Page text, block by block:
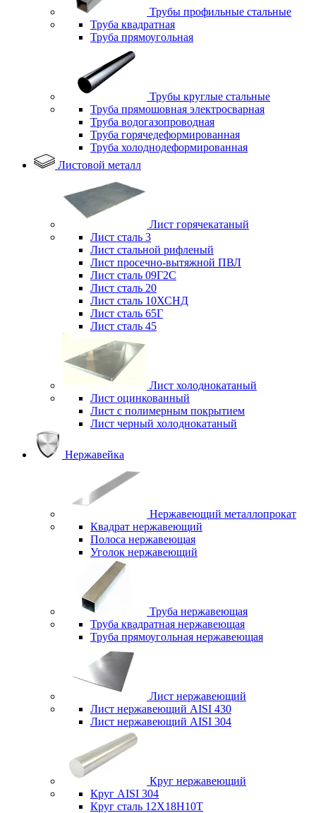
Трубы профильные стальные
Труба квадратная
Труба прямоугольная
Трубы круглые стальные
Труба прямошовная электросварная
Труба водогазопроводная
Труба горячедеформированная
Труба холоднодеформированная
Листовой металл
Лист горячекатаный
Лист сталь 3
Лист стальной рифленый
Лист просечно-вытяжной ПВЛ
Лист сталь 09Г2С
Лист сталь 20
Лист сталь 10ХСНД
Лист сталь 65Г
Лист сталь 45
Лист холоднокатаный
Лист оцинкованный
Лист с полимерным покрытием
Лист черный холоднокатаный
Нержавейка
Нержавеющий металлопрокат
Квадрат нержавеющий
Полоса нержавеющая
Уголок нержавеющий
Труба нержавеющая
Труба квадратная нержавеющая
Труба прямоугольная нержавеющая
Лист нержавеющий
Лист нержавеющий AISI 430
Лист нержавеющий AISI 304
Круг нержавеющий
Круг AISI 304
Круг сталь 12Х18Н10Т